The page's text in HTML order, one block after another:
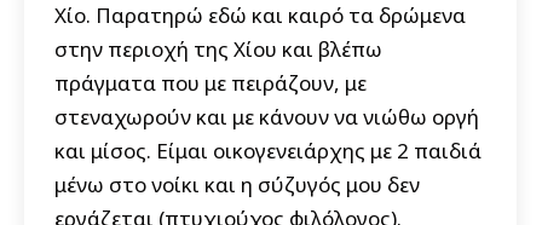
Χίο. Παρατηρώ εδώ και καιρό τα δρώμενα
στην περιοχή της Χίου και βλέπω
πράγματα που με πειράζουν, με
στεναχωρούν και με κάνουν να νιώθω οργή
και μίσος. Είμαι οικογενειάρχης με 2 παιδιά
μένω στο νοίκι και η σύζυγός μου δεν
εργάζεται (πτυχιούχος φιλόλογος).